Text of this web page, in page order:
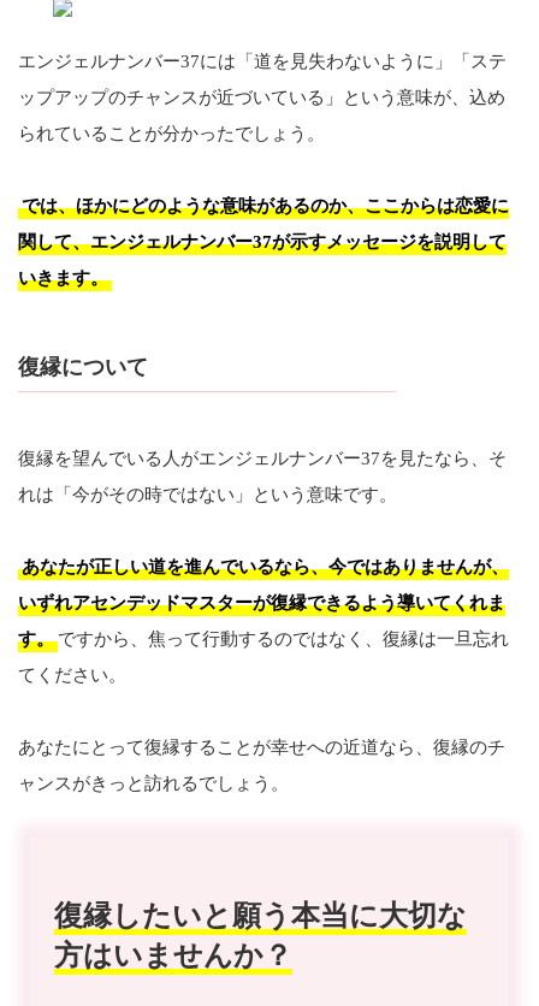
エンジェルナンバー37には「道を見失わないように」「ステ
ップアップのチャンスが近づいている」という意味が、込め
られていることが分かったでしょう。
では、ほかにどのような意味があるのか、ここからは恋愛に
関して、エンジェルナンバー37が示すメッセージを説明して
いきます。
復縁について
復縁を望んでいる人がエンジェルナンバー37を見たなら、そ
れは「今がその時ではない」という意味です。
あなたが正しい道を進んでいるなら、今ではありませんが、
いずれアセンデッドマスターが復縁できるよう導いてくれま
す。 ですから、焦って行動するのではなく、復縁は一旦忘れ
てください。
あなたにとって復縁することが幸せへの近道なら、復縁のチ
ャンスがきっと訪れるでしょう。
復縁したいと願う本当に大切な
方はいませんか？